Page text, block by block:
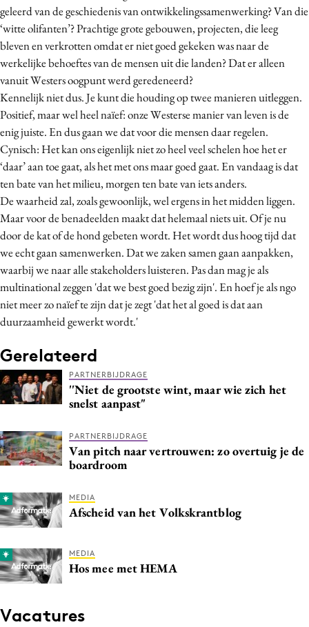
geleerd van de geschiedenis van ontwikkelingssamenwerking? Van die
‘witte olifanten’? Prachtige grote gebouwen, projecten, die leeg
bleven en verkrotten omdat er niet goed gekeken was naar de
werkelijke behoeftes van de mensen uit die landen? Dat er alleen
vanuit Westers oogpunt werd geredeneerd?
Kennelijk niet dus. Je kunt die houding op twee manieren uitleggen.
Positief, maar wel heel naïef: onze Westerse manier van leven is de
enig juiste. En dus gaan we dat voor die mensen daar regelen.
Cynisch: Het kan ons eigenlijk niet zo heel veel schelen hoe het er
‘daar’ aan toe gaat, als het met ons maar goed gaat. En vandaag is dat
ten bate van het milieu, morgen ten bate van iets anders.
De waarheid zal, zoals gewoonlijk, wel ergens in het midden liggen.
Maar voor de benadeelden maakt dat helemaal niets uit. Of je nu
door de kat of de hond gebeten wordt. Het wordt dus hoog tijd dat
we echt gaan samenwerken. Dat we zaken samen gaan aanpakken,
waarbij we naar alle stakeholders luisteren. Pas dan mag je als
multinational zeggen 'dat we best goed bezig zijn'. En hoef je als ngo
niet meer zo naïef te zijn dat je zegt 'dat het al goed is dat aan
duurzaamheid gewerkt wordt.'
Gerelateerd
PARTNERBIJDRAGE
''Niet de grootste wint, maar wie zich het
snelst aanpast"
PARTNERBIJDRAGE
Van pitch naar vertrouwen: zo overtuig je de
boardroom
MEDIA
Afscheid van het Volkskrantblog
MEDIA
Hos mee met HEMA
Vacatures